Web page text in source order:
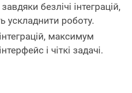
безлічі інтеграцій,
ускладнити роботу.
максимум
і чіткі задачі.